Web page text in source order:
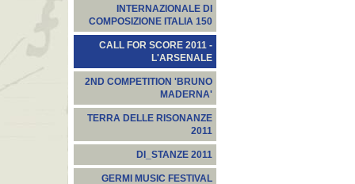
INTERNAZIONALE DI
COMPOSIZIONE ITALIA 150
CALL FOR SCORE 2011 -
L'ARSENALE
2ND COMPETITION 'BRUNO
MADERNA'
TERRA DELLE RISONANZE
2011
DI_STANZE 2011
GERMI MUSIC FESTIVAL